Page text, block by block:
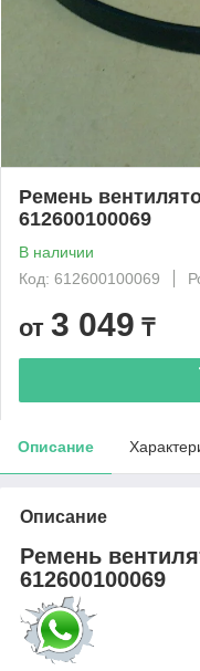
Ремень
612600100069
В наличии
Код: 612600100069
от 3 049 ₸
Описание
Описание
Ремень
612600100069